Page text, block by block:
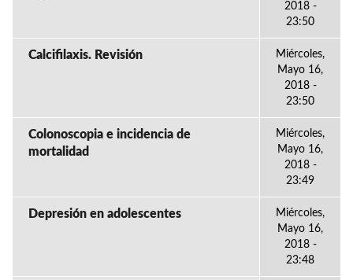
2018 -
23:50
Calcifilaxis. Revisión
Miércoles,
Mayo 16,
2018 -
23:50
Colonoscopia e incidencia de
mortalidad
Miércoles,
Mayo 16,
2018 -
23:49
Depresión en adolescentes
Miércoles,
Mayo 16,
2018 -
23:48